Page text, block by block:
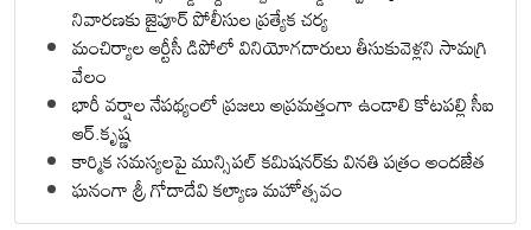
నివారణకు జైపూర్ పోలీసుల ప్రత్యేక చర్య
మంచిర్యాల ఆర్టీసీ డిపోలో వినియోగదారులు తీసుకువెళ్లని సామగ్రి
వేలం
భారీ వర్షాల నేపథ్యంలో ప్రజలు అప్రమత్తంగా ఉండాలి కోటపల్లి సీఐ
ఆర్.కృష్ణ
కార్మిక సమస్యలపై మున్సిపల్ కమిషనర్‌కు వినతి పత్రం అందజేత
ఘనంగా శ్రీ గోదాదేవి కల్యాణ మహోత్సవం